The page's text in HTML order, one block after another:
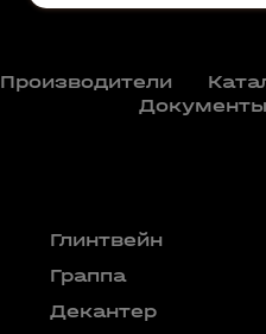
Производители
Глинтвейн
Граппа
Декантер